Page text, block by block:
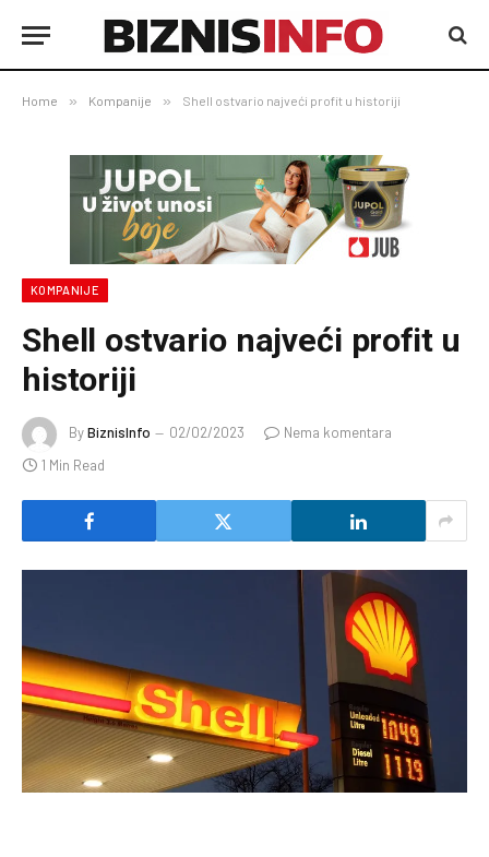
Home » Kompanije » Shell ostvario najveći profit u historiji
KOMPANIJE
Shell ostvario najveći profit u
historiji
ByBiznisInfo 02/02/2023
Nema komentara
1 Min Read